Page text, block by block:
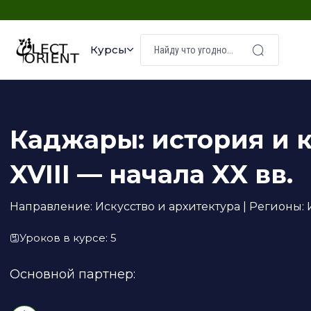
Курсы
Каджары: история и
XVIII — начала XX вв.
Направление: Искусство и архитектура |
Уроков в курсе: 5
Основной партнер: